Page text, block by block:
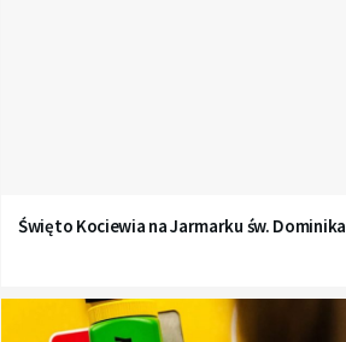
Święto Kociewia na Jarmarku św. Dominika